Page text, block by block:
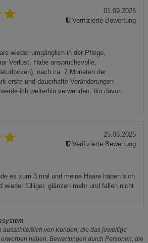
wieder umgänglich in der Pflege,
Verlust. Habe anspruchsvolle,
nach ca. 2 Monaten der
erste und dauerhafte Veränderungen
ich weiterhin verwenden, bin davon
01.09.2025
Verifizierte Bewertung
es zum 3.mal und meine Haare haben sich
wieder fülliger, glänzen mehr und fallen nicht
25.06.2025
Verifizierte Bewertung
ausschließlich von Kunden, die das jeweilige
haben. Bewertungen durch Personen, die